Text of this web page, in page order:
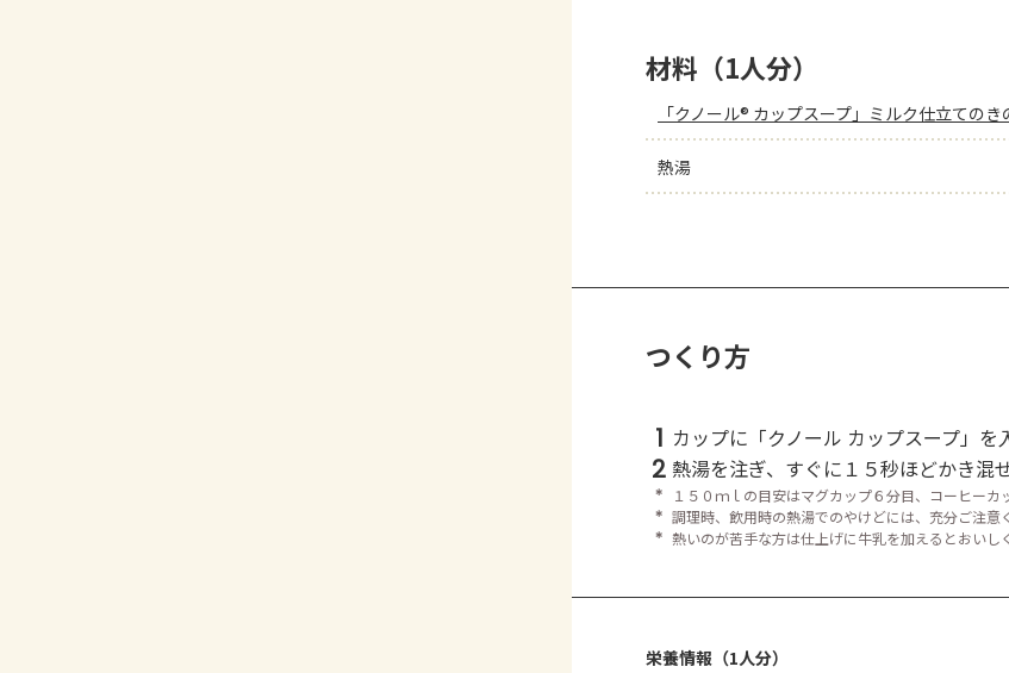
材料（1人分）
「クノール® カップスープ」ミルク仕立ての
熱湯
つくり方
1 カップに「クノール カップスープ」を
2 熱湯を注ぎ、すぐに１５秒ほどかき混
＊
１５０ｍｌの目安はマグカップ６分目、コーヒーカ
＊ 調理時、飲用時の熱湯でのやけどには、充分ご注意
＊ 熱いのが苦手な方は仕上げに牛乳を加えるとおいし
栄養情報（1人分）